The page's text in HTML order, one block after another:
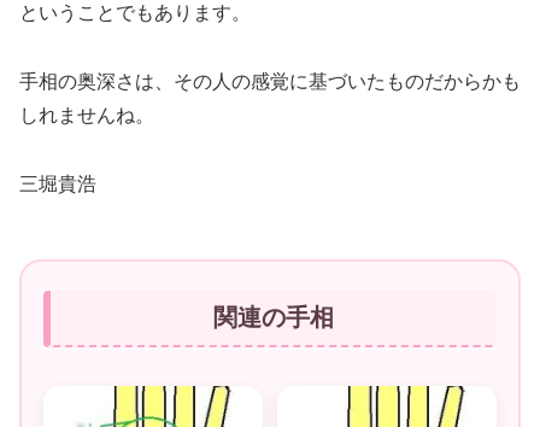
ということでもあります。
手相の奥深さは、その人の感覚に基づいたものだからかも
しれませんね。
三堀貴浩
関連の手相